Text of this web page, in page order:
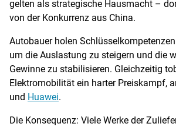
gelten als strategische Hausmacht –
von der Konkurrenz aus China.
Autobauer holen
um die Auslastung zu steigern und die
Gewinne zu stabilisieren. Gleichzeitig
Elektromobilität ein harter Preiskampf,
und Huawei.
Die Konsequenz: Viele Werke der